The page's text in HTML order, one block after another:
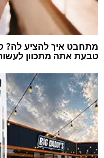
מתחבט איך להציע לה?
טבעת אתה מתכוון